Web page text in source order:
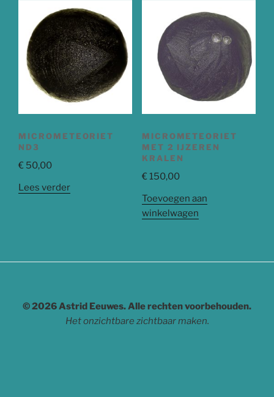
MICROMETEORIET
ND3
€ 50,00
Lees verder
MICROMETEORIET
MET 2 IJZEREN
KRALEN
€ 150,00
Toevoegen aan
winkelwagen
© 2026 Astrid Eeuwes. Alle rechten voorbehouden.
Het onzichtbare zichtbaar maken.